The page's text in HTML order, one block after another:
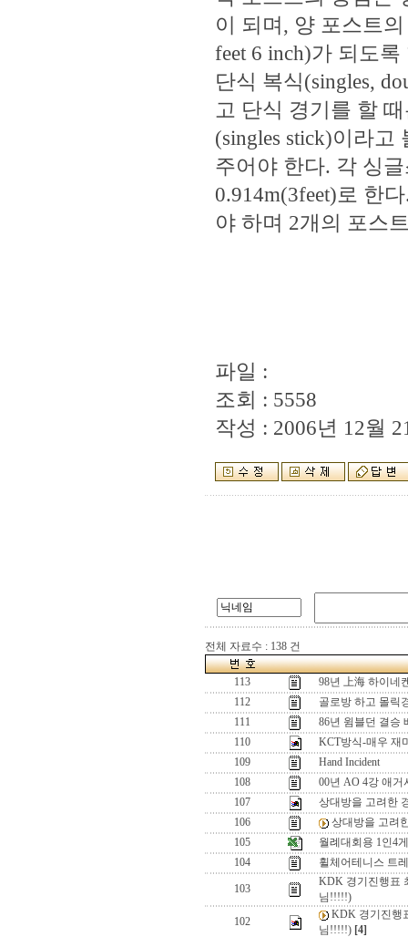
이 되며, 양 포스트
feet 6 inch)가 되도록
단식 복식(singles,
고 단식 경기를 할
(singles stick)이라
주어야 한다. 각 싱
0.914m(3feet)로 한
야 하며 2개의 포스
파일 :
조회 : 5558
작성 : 2006년 12월
전체 자료수 : 138 건
113
98년 上海 하이네
112
골로방 하고 몰릭
111
86년 윔블던 결승
110
KCT방식-매우 재
109
Hand Incident
108
00년 AO 4강 애거
107
상대방을 고려한
106
상대방을 고려
105
월례대회용 1인4
104
휠체어테니스 트
103
KDK 경기진행표
님!!!!!)
102
KDK 경기진행
님!!!!!) [4]